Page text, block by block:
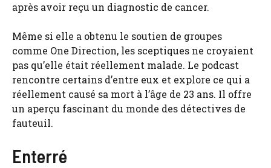
après avoir reçu un diagnostic de cancer.
Même si elle a obtenu le soutien de groupes
comme One Direction, les sceptiques ne croyaient
pas qu’elle était réellement malade. Le podcast
rencontre certains d’entre eux et explore ce qui a
réellement causé sa mort à l’âge de 23 ans. Il offre
un aperçu fascinant du monde des détectives de
fauteuil.
Enterré